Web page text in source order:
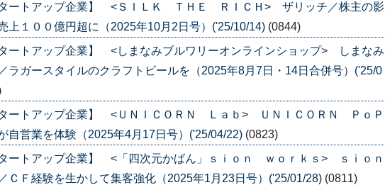
タートアップ企業】 <ＳＩＬＫ ＴＨＥ ＲＩＣＨ> ザリッチ／株主の影
上１００億円超に（2025年10月2日号）('25/10/14) (0844)
タートアップ企業】 <しまなみブルワリーオンラインショップ> しまなみ
ラガースタイルのクラフトビールを（2025年8月7日・14日合併号）('25/0
タートアップ企業】 <ＵＮＩＣＯＲＮ Ｌａｂ> ＵＮＩＣＯＲＮ ＰｏＰ
自営業を体験（2025年4月17日号）('25/04/22) (0823)
タートアップ企業】 <「四次元かばん」ｓｉｏｎ ｗｏｒｋｓ> ｓｉｏｎ
ＣＦ経験を生かして集客強化（2025年1月23日号）('25/01/28) (0811)